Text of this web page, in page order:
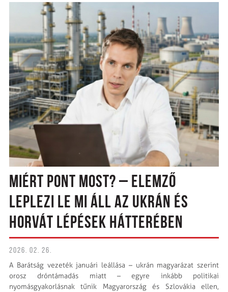
MIÉRT PONT MOST? – ELEMZŐ
LEPLEZI LE MI ÁLL AZ UKRÁN ÉS
HORVÁT LÉPÉSEK HÁTTERÉBEN
2026. 02. 26.
A Barátság vezeték januári leállása – ukrán magyarázat szerint
orosz dróntámadás miatt – egyre inkább politikai
nyomásgyakorlásnak tűnik Magyarország és Szlovákia ellen,